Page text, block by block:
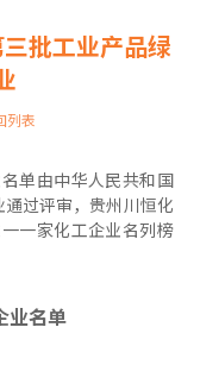
批工业产品绿
列表
单由中华人民共和国
过评审，贵州川恒化
一家化工企业名列榜
业名单